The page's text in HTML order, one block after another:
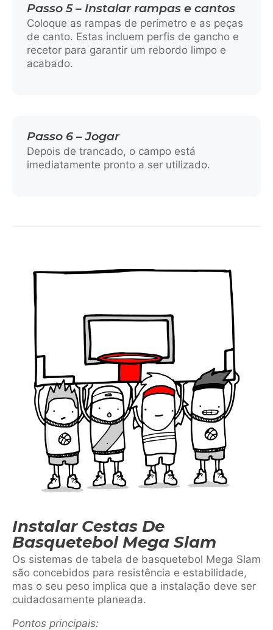
Passo 5 – Instalar rampas e cantos
Coloque as rampas de perímetro e as peças
de canto. Estas incluem perfis de gancho e
recetor para garantir um rebordo limpo e
acabado.
Passo 6 – Jogar
Depois de trancado, o campo está
imediatamente pronto a ser utilizado.
Instalar Cestas De
Basquetebol Mega Slam
Os sistemas de tabela de basquetebol Mega Slam
são concebidos para resistência e estabilidade,
mas o seu peso implica que a instalação deve ser
cuidadosamente planeada.
Pontos principais: